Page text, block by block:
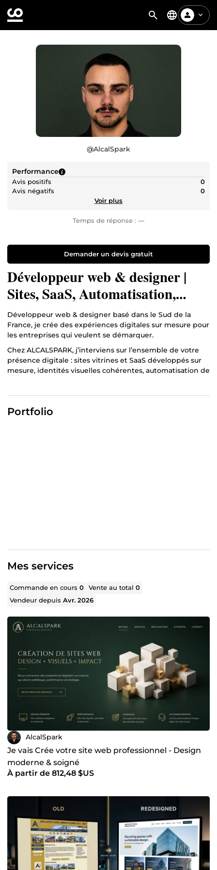
@AlcalSpark
Performance
Avis positifs
0
Avis négatifs
0
Voir plus
Temps de réponse : —
Demander un devis gratuit
Développeur web & designer |
Sites, SaaS, Automatisation,
Conseils et Identité visuelle
Développeur web & designer basé dans le Sud de la
France, je crée des expériences digitales sur mesure pour
les entreprises qui veulent se démarquer.
Chez ALCALSPARK, j’interviens sur l’ensemble de votre
présence digitale : sites vitrines et SaaS développés sur
mesure, identités visuelles cohérentes, automatisation de
Pas de template générique, pas de solution toute faite.
Chaque projet est construit selon vos objectifs, votre
Portfolio
Mes services
Commande en cours0 Vente au total0
Vendeur depuisAvr. 2026
AlcalSpark
Je vais Crée votre site web professionnel - Design
moderne & soigné
À partir de 812,48 $US